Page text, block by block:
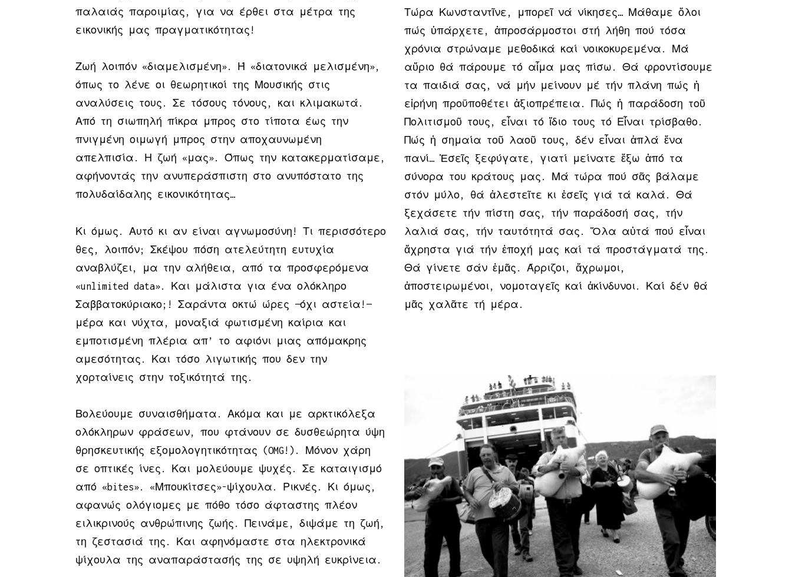
παλαιάς παροιμίας, για να έρθει στα μέτρα της
εικονικής μας πραγματικότητας!
Ζωή λοιπόν «διαμελισμένη». Ή «διατονικά μελισμένη»,
όπως το λένε οι θεωρητικοί της Μουσικής στις
αναλύσεις τους. Σε τόσους τόνους, και κλιμακωτά.
Από τη σιωπηλή πίκρα μπρος στο τίποτα έως την
πνιγμένη οιμωγή μπρος στην αποχαυνωμένη
απελπισία. Η ζωή «μας». Όπως την κατακερματίσαμε,
αφήνοντάς την ανυπεράσπιστη στο ανυπόστατο της
πολυδαίδαλης εικονικότητας…
Κι όμως. Αυτό κι αν είναι αγνωμοσύνη! Τι περισσότερο
θες, λοιπόν; Σκέψου πόση ατελεύτητη ευτυχία
αναβλύζει, μα την αλήθεια, από τα προσφερόμενα
«unlimited data». Και μάλιστα για ένα ολόκληρο
Σαββατοκύριακο;! Σαράντα οκτώ ώρες —όχι αστεία!—
μέρα και νύχτα, μοναξιά φωτισμένη καίρια και
εμποτισμένη πλέρια απ’ το αφιόνι μιας απόμακρης
αμεσότητας. Και τόσο λιγωτικής που δεν την
χορταίνεις στην τοξικότητά της.
Βολεύουμε συναισθήματα. Ακόμα και με αρκτικόλεξα
ολόκληρων φράσεων, που φτάνουν σε δυσθεώρητα ύψη
θρησκευτικής εξομολογητικότητας (OMG!). Μόνον χάρη
σε οπτικές ίνες. Και μολεύουμε ψυχές. Σε καταιγισμό
από «bites». «Μπουκίτσες»-ψίχουλα. Ρικνές. Κι όμως,
αφανώς ολόγιομες με πόθο τόσο άφταστης πλέον
ειλικρινούς ανθρώπινης ζωής. Πεινάμε, διψάμε τη ζωή,
τη ζεστασιά της. Και αφηνόμαστε στα ηλεκτρονικά
ψίχουλα της αναπαράστασής της σε υψηλή ευκρίνεια.
Τώρα Κωνσταντῖνε, μπορεῖ νά νίκησες… Μάθαμε ὅλοι
πώς ὑπάρχετε, ἀπροσάρμοστοι στή λήθη πού τόσα
χρόνια στρώναμε μεθοδικά καί νοικοκυρεμένα. Μά
αὔριο θά πάρουμε τό αἷμα μας πίσω. Θά φροντίσουμε
τα παιδιά σας, νά μήν μείνουν μέ τήν πλάνη πώς ἡ
εἰρήνη προϋποθέτει ἀξιοπρέπεια. Πώς ἡ παράδοση τοῦ
Πολιτισμοῦ τους, εἶναι τό ἴδιο τους τό Εἶναι τρίσβαθο.
Πώς ἡ σημαία τοῦ λαοῦ τους, δέν εἶναι ἁπλά ἕνα
πανί… Ἐσεῖς ξεφύγατε, γιατί μείνατε ἔξω ἀπό τα
σύνορα του κράτους μας. Μά τώρα πού σᾶς βάλαμε
στόν μύλο, θά ἀλεστεῖτε κι ἐσεῖς γιά τά καλά. Θά
ξεχάσετε τήν πίστη σας, τήν παράδοσή σας, τήν
λαλιά σας, τήν ταυτότητά σας. Ὅλα αὐτά πού εἶναι
ἄχρηστα γιά τήν ἐποχή μας καί τά προστάγματά της.
Θά γίνετε σάν ἐμᾶς. Άρριζοι, ἄχρωμοι,
ἀποστειρωμένοι, νομοταγεῖς καί ἀκίνδυνοι. Καί δέν θά
μᾶς χαλᾶτε τή μέρα.